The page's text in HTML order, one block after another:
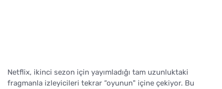
Netflix, ikinci sezon için yayımladığı tam uzunluktaki
fragmanla izleyicileri tekrar “oyunun" içine çekiyor. Bu